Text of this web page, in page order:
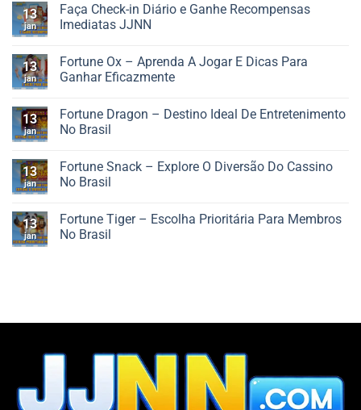
na
JJNN
para
em
Giro
da
Chance
de
Trocar
JJNN
13
jan
Faça Check-in Diário e Ganhe Recompensas
Imediatas JJNN
em
Faça
Check-
e
Ganhe
Recompensas
13
jan
Fortune Ox – Aprenda A Jogar E Dicas Para
Ganhar Eficazmente
em
Fortune
Ox
A
Jogar
E
Ganhar
Eficazmente
13
jan
Fortune Dragon – Destino Ideal De Entretenimento
No Brasil
em
Fortune
Dragon
Ideal
De
Entretenimento
13
jan
Fortune Snack – Explore O Diversão Do Cassino
No Brasil
em
Fortune
Snack
Brasil
13
jan
Fortune Tiger – Escolha Prioritária Para Membros
No Brasil
Prioritária
No